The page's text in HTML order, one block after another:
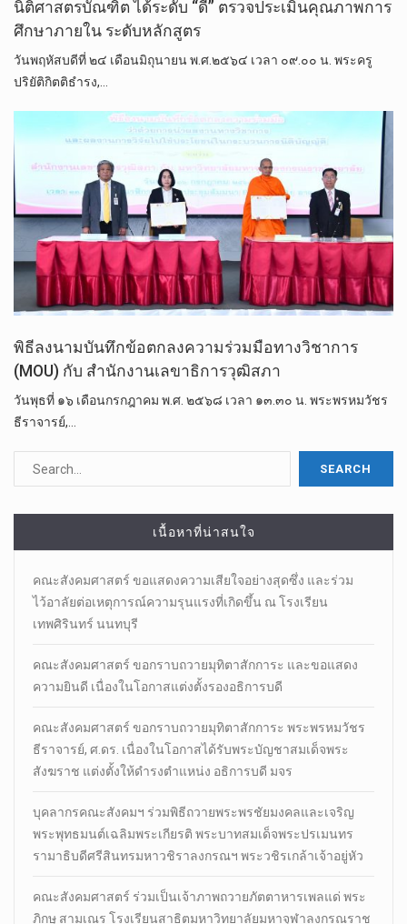
นิติศาสตรบัณฑิต ได้ระดับ “ดี” ตรวจประเมินคุณภาพการ
ศึกษาภายใน ระดับหลักสูตร
วันพฤหัสบ​ดี​ที่ ๒๔ เดือนมิถุนายน พ.ศ.๒๕๖๔ เวลา ๐๙.๐๐ น. พระครู
ปริยัติกิตติธำรง,…
พิธีลงนามบันทึกข้อตกลงความร่วมมือทางวิชาการ
(MOU) กับ สำนักงานเลขาธิการวุฒิสภา
วันพุธที่ ๑๖ เดือนกรกฎาคม พ.ศ. ๒๕๖๘ เวลา ๑๓.๓๐ น. พระพรหมวัชร
ธีราจารย์,…
เนื้อหาที่น่าสนใจ
คณะสังคมศาสตร์ ขอแสดงความเสียใจอย่างสุดซึ่ง และร่วม
ไว้อาลัยต่อเหตุการณ์ความรุนแรงที่เกิดขึ้น ณ โรงเรียน
เทพศิรินทร์ นนทบุรี
คณะสังคมศาสตร์ ขอกราบถวายมุทิตาสักการะ และขอแสดง
ความยินดี เนื่องในโอกาสแต่งตั้งรองอธิการบดี
คณะสังคมศาสตร์ ขอกราบถวายมุทิตาสักการะ พระพรหมวัชร
ธีราจารย์, ศ.ดร. เนื่องในโอกาสได้รับพระบัญชาสมเด็จพระ
สังฆราช แต่งตั้งให้ดำรงตำแหน่ง อธิการบดี มจร
บุคลากรคณะสังคมฯ ร่วมพิธีถวายพระพรชัยมงคลและเจริญ
พระพุทธมนต์เฉลิมพระเกียรติ พระบาทสมเด็จพระปรเมนทร
รามาธิบดีศรีสินทรมหาวชิราลงกรณฯ พระวชิรเกล้าเจ้าอยู่หัว
คณะสังคมศาสตร์ ร่วมเป็นเจ้าภาพถวายภัตตาหารเพลแด่ พระ
ภิกษุ สามเณร โรงเรียนสาธิตมหาวิทยาลัยมหาจุฬาลงกรณราช